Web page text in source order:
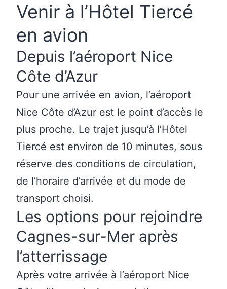
Venir à l’Hôtel Tiercé
en avion
Depuis l’aéroport Nice
Côte d’Azur
Pour une arrivée en avion, l’aéroport
Nice Côte d’Azur est le point d’accès le
plus proche. Le trajet jusqu’à l’Hôtel
Tiercé est environ de 10 minutes, sous
réserve des conditions de circulation,
de l’horaire d’arrivée et du mode de
transport choisi.
Les options pour rejoindre
Cagnes-sur-Mer après
l’atterrissage
Après votre arrivée à l’aéroport Nice